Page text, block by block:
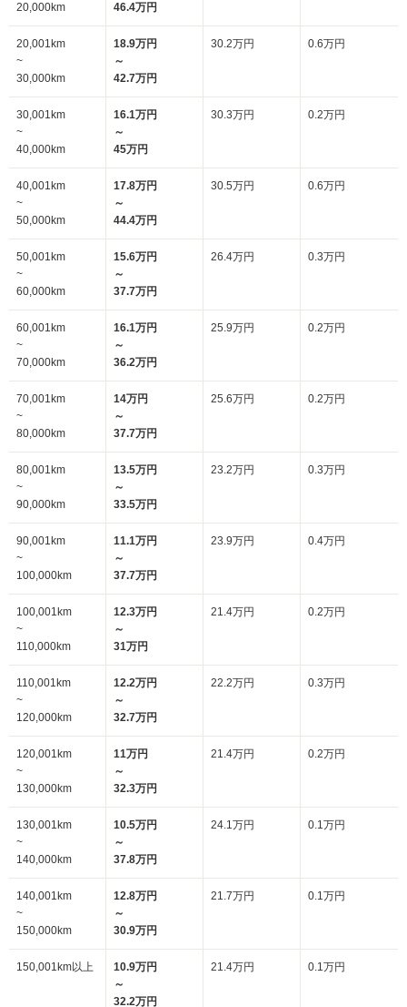
20,000km
46.4万円
20,001km
~
30,000km
18.9万円
～
42.7万円
30.2万円 0.6万円
30,001km
~
40,000km
16.1万円
～
45万円
30.3万円 0.2万円
40,001km
~
50,000km
17.8万円
～
44.4万円
30.5万円 0.6万円
50,001km
~
60,000km
15.6万円
～
37.7万円
26.4万円 0.3万円
60,001km
~
70,000km
16.1万円
～
36.2万円
25.9万円 0.2万円
70,001km
~
80,000km
14万円
～
37.7万円
25.6万円 0.2万円
80,001km
~
90,000km
13.5万円
～
33.5万円
23.2万円 0.3万円
90,001km
~
100,000km
11.1万円
～
37.7万円
23.9万円 0.4万円
100,001km
~
110,000km
12.3万円
～
31万円
21.4万円 0.2万円
110,001km
~
120,000km
12.2万円
～
32.7万円
22.2万円 0.3万円
120,001km
~
130,000km
11万円
～
32.3万円
21.4万円 0.2万円
130,001km
~
140,000km
10.5万円
～
37.8万円
24.1万円 0.1万円
140,001km
~
150,000km
12.8万円
～
30.9万円
21.7万円 0.1万円
150,001km以上
10.9万円
～
32.2万円
21.4万円 0.1万円